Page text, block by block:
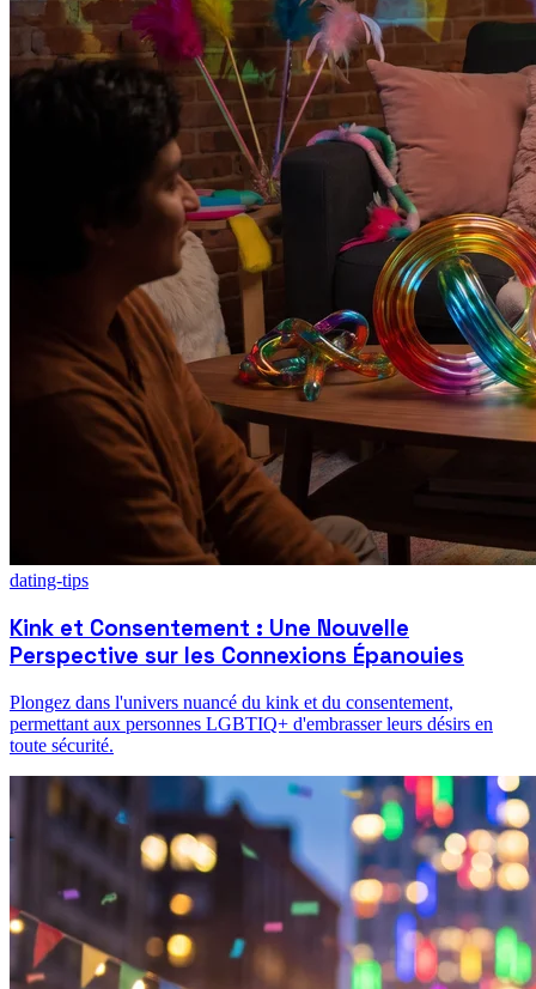
dating-tips
Kink et Consentement : Une Nouvelle
Perspective sur les Connexions Épanouies
Plongez dans l'univers nuancé du kink et du consentement,
permettant aux personnes LGBTIQ+ d'embrasser leurs désirs en
toute sécurité.